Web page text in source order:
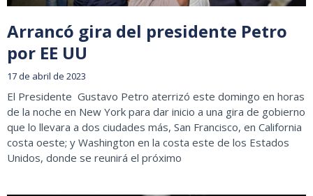
Arrancó gira del presidente Petro
por EE UU
17 de abril de 2023
El Presidente Gustavo Petro aterrizó este domingo en horas
de la noche en New York para dar inicio a una gira de gobierno
que lo llevara a dos ciudades más, San Francisco, en California
costa oeste; y Washington en la costa este de los Estados
Unidos, donde se reunirá el próximo